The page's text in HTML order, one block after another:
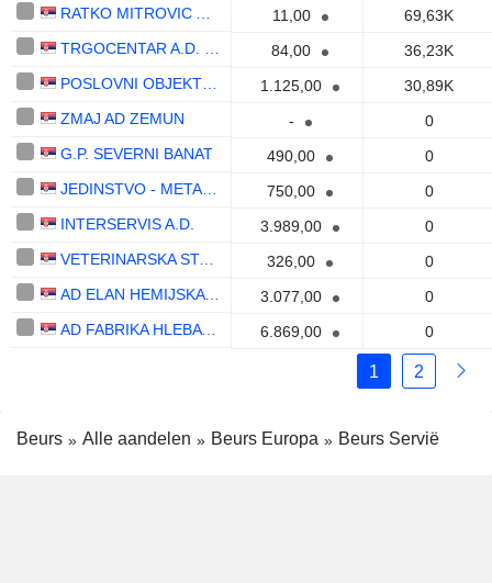
11,00
69,63K
84,00
36,23K
1.125,00
30,89K
ZMAJ AD ZEMUN
-
0
G.P. SEVERNI BANAT
490,00
0
750,00
0
INTERSERVIS A.D.
3.989,00
0
VETERINARSKA STANICA KIKINDA
326,00
0
AD ELAN HEMIJSKA INDUSTRIJA
3.077,00
0
AD FABRIKA HLEBA I MLEKA - SURDULICA
6.869,00 0
1 2
Beurs Alle aandelen Beurs Europa Beurs Servië